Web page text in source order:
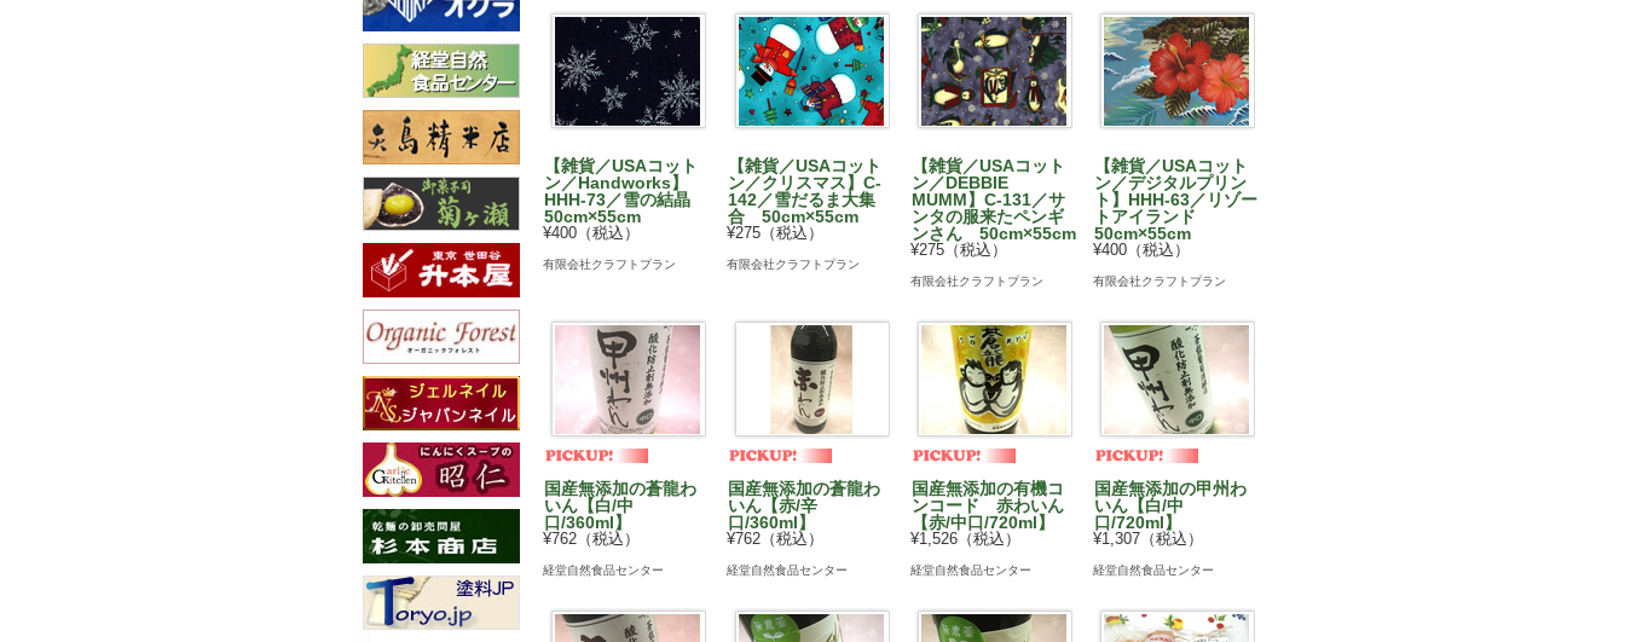
【雑貨／USAコット
ン／Handworks】
HHH-73／雪の結晶
50cm×55cm
¥400（税込）
有限会社クラフトプラン
【雑貨／USAコット
ン／クリスマス】C-
142／雪だるま大集
合 50cm×55cm
¥275（税込）
有限会社クラフトプラン
【雑貨／USAコット
ン／DEBBIE
MUMM】C-131／サ
ンタの服来たペンギ
ンさん 50cm×55cm
¥275（税込）
有限会社クラフトプラン
【雑貨／USAコット
ン／デジタルプリン
ト】HHH-63／リゾー
トアイランド
50cm×55cm
¥400（税込）
有限会社クラフトプラン
国産無添加の蒼龍わ
いん【白/中
口/360ml】
¥762（税込）
経堂自然食品センター
国産無添加の蒼龍わ
いん【赤/辛
口/360ml】
¥762（税込）
経堂自然食品センター
国産無添加の有機コ
ンコード 赤わいん
【赤/中口/720ml】
¥1,526（税込）
経堂自然食品センター
国産無添加の甲州わ
いん【白/中
口/720ml】
¥1,307（税込）
経堂自然食品センター